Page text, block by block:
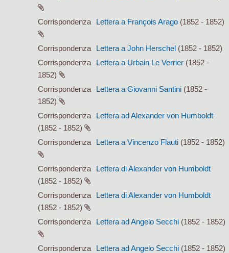
Corrispondenza Lettera a François Arago (1852 - 1852)
Corrispondenza Lettera a John Herschel (1852 - 1852)
Corrispondenza
Lettera a Urbain Le Verrier (1852 -
1852)
Corrispondenza
Lettera a Giovanni Santini (1852 -
1852)
Corrispondenza
Lettera ad Alexander von Humboldt
(1852 - 1852)
Corrispondenza
Lettera a Vincenzo Flauti (1852 - 1852)
Corrispondenza
Lettera di Alexander von Humboldt
(1852 - 1852)
Corrispondenza
Lettera di Alexander von Humboldt
(1852 - 1852)
Corrispondenza
Lettera ad Angelo Secchi (1852 - 1852)
Corrispondenza Lettera ad Angelo Secchi (1852 - 1852)